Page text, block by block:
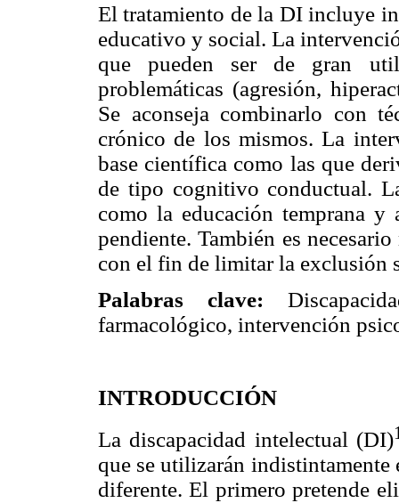
El tratamiento de la DI incluye
educativo y social. La
que pueden ser de gran
problemáticas (agresión,
Se aconseja combinarlo con
crónico de los mismos. La
base científica como las que
de tipo cognitivo conductual.
como la educación temprana
pendiente. También es
con el fin de limitar la exclusión
Palabras clave:
farmacológico, intervención
INTRODUCCIÓN
La discapacidad intelectual (DI)
que se utilizarán indistintamente
diferente. El primero pretende